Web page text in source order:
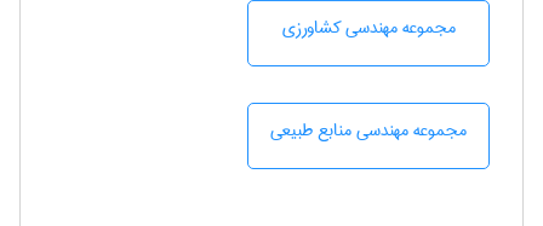
مجموعه مهندسی كشاورزی
مجموعه مهندسی منابع طبيعی